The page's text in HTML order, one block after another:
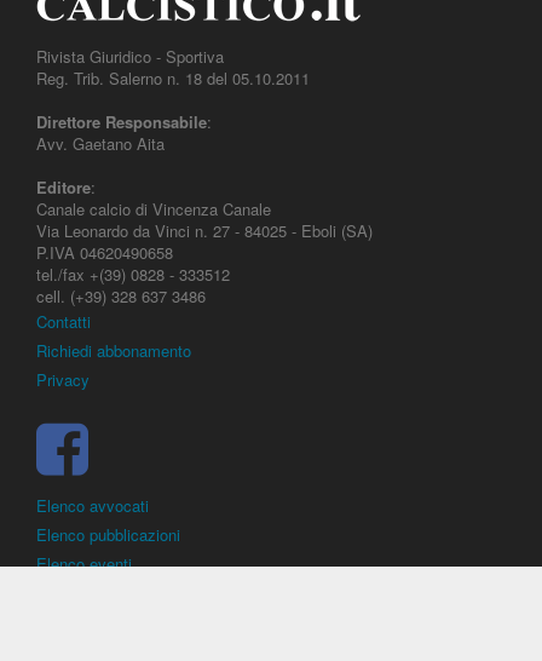
Rivista Giuridico - Sportiva
Reg. Trib. Salerno n. 18 del 05.10.2011
Direttore Responsabile:
Avv. Gaetano Aita
Editore:
Canale calcio di Vincenza Canale
Via Leonardo da Vinci n. 27 - 84025 - Eboli (SA)
P.IVA 04620490658
tel./fax +(39) 0828 - 333512
cell. (+39) 328 637 3486
Contatti
Richiedi abbonamento
Privacy
Elenco avvocati
Elenco pubblicazioni
Elenco eventi